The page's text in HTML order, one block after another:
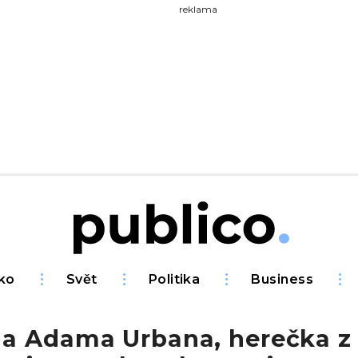
reklama
Svět Politika Business
Adama Urbana, herečka z
na Publiku